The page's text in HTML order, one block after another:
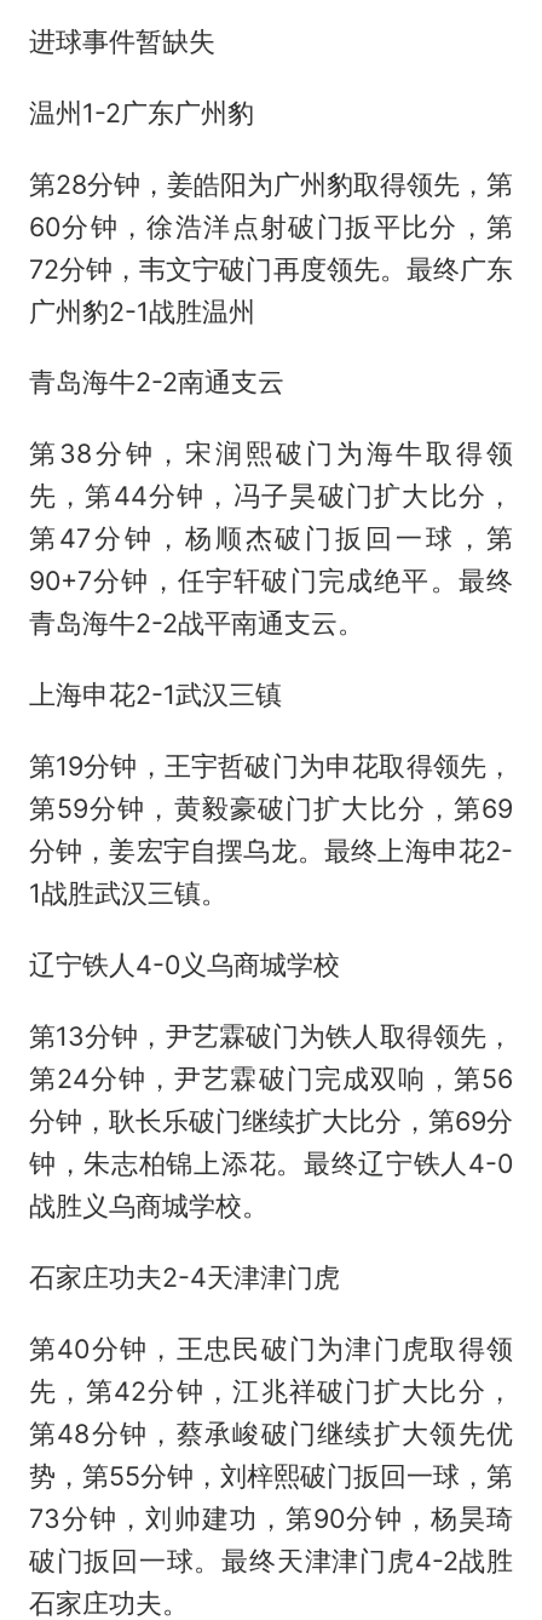
进球事件暂缺失
温州1-2广东广州豹
第28分钟，姜皓阳为广州豹取得领先，第
60分钟，徐浩洋点射破门扳平比分，第
72分钟，韦文宁破门再度领先。最终广东
广州豹2-1战胜温州
青岛海牛2-2南通支云
第38分钟，宋润熙破门为海牛取得领
先，第44分钟，冯子昊破门扩大比分，
第47分钟，杨顺杰破门扳回一球，第
90+7分钟，任宇轩破门完成绝平。最终
青岛海牛2-2战平南通支云。
上海申花2-1武汉三镇
第19分钟，王宇哲破门为申花取得领先，
第59分钟，黄毅豪破门扩大比分，第69
分钟，姜宏宇自摆乌龙。最终上海申花2-
1战胜武汉三镇。
辽宁铁人4-0义乌商城学校
第13分钟，尹艺霖破门为铁人取得领先，
第24分钟，尹艺霖破门完成双响，第56
分钟，耿长乐破门继续扩大比分，第69分
钟，朱志柏锦上添花。最终辽宁铁人4-0
战胜义乌商城学校。
石家庄功夫2-4天津津门虎
第40分钟，王忠民破门为津门虎取得领
先，第42分钟，江兆祥破门扩大比分，
第48分钟，蔡承峻破门继续扩大领先优
势，第55分钟，刘梓熙破门扳回一球，第
73分钟，刘帅建功，第90分钟，杨昊琦
破门扳回一球。最终天津津门虎4-2战胜
石家庄功夫。